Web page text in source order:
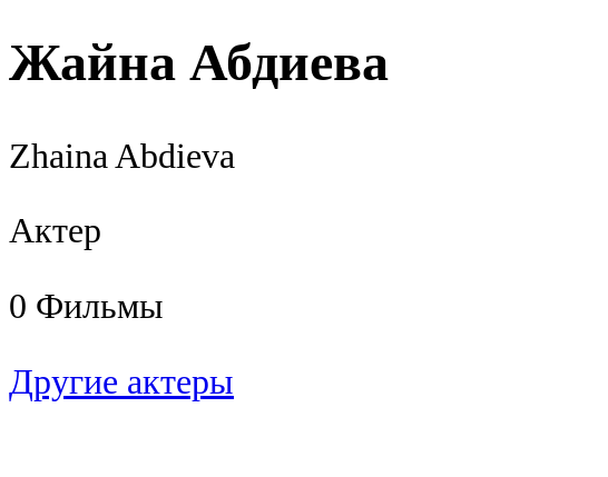
Жайна Абдиева
Zhaina Abdieva
Актер
0 Фильмы
Другие актеры